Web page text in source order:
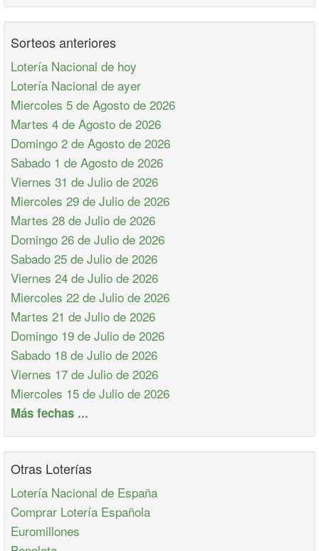
Sorteos anteriores
Lotería Nacional de hoy
Lotería Nacional de ayer
Miercoles 5 de Agosto de 2026
Martes 4 de Agosto de 2026
Domingo 2 de Agosto de 2026
Sabado 1 de Agosto de 2026
Viernes 31 de Julio de 2026
Miercoles 29 de Julio de 2026
Martes 28 de Julio de 2026
Domingo 26 de Julio de 2026
Sabado 25 de Julio de 2026
Viernes 24 de Julio de 2026
Miercoles 22 de Julio de 2026
Martes 21 de Julio de 2026
Domingo 19 de Julio de 2026
Sabado 18 de Julio de 2026
Viernes 17 de Julio de 2026
Miercoles 15 de Julio de 2026
Más fechas ...
Otras Loterías
Lotería Nacional de España
Comprar Lotería Española
Euromillones